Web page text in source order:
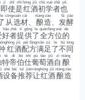
即
jí
使
shǐ
是
shì
红
hóng
酒
jiǔ
初
chū
学
xué
者
zhě
也
yě
le
从
cóng
选
xuǎn
材
cái
酿
niàng
造
zào
发
fā
酵
jiào
好
hǎo
者
zhě
提
tí
供
gōng
了
le
全
quán
方
fāng
位
wèi
的
de
红
hóng
酒
jiǔ
配
pèi
方
fāng
满
mǎn
足
zú
了
le
不
bù
同
tóng
特
tè
帝
dì
伯
bó
仕
shì
葡
pú
萄
táo
酒
jiǔ
自
zì
酿
niàng
设
shè
备
bèi
推
tuī
荐
jiàn
让
ràng
红
hóng
酒
jiǔ
酿
niàng
造
zào